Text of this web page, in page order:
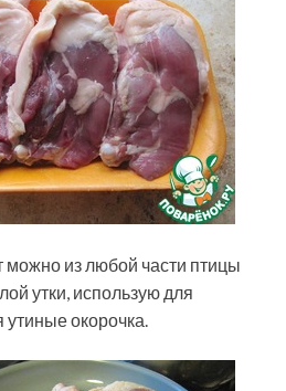
можно из любой части птицы
утки, использую для
утиные окорочка.